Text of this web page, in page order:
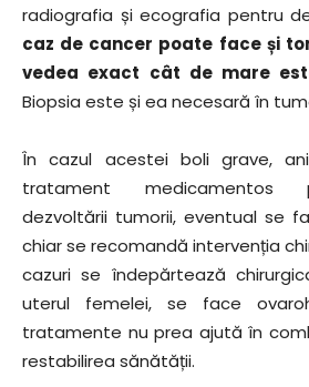
radiografia și ecografia pentru
caz de cancer poate face și
vedea exact cât de mare
Biopsia este și ea necesară în
În cazul acestei boli grave,
tratament medicamentos
dezvoltării tumorii, eventual se
chiar se recomandă intervenția
cazuri se îndepărtează
uterul femelei, se face
tratamente nu prea ajută în
restabilirea sănătății.